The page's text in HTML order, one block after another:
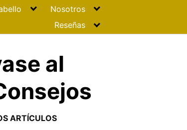
Nosotros
Reseñas
al
ARTÍCULOS